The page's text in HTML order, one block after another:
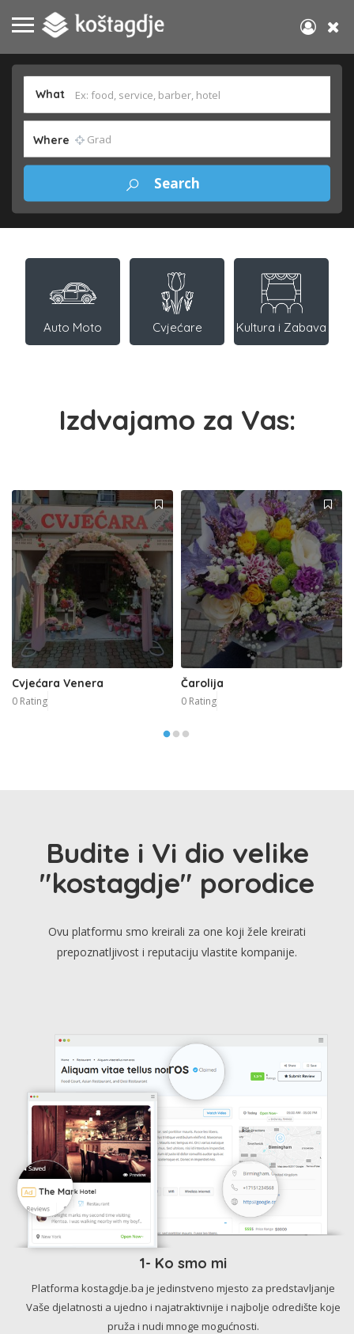
What
Where
Auto Moto Cvjećare Kultura i Zabava
Izdvajamo za Vas:
Cvjećara Venera
0 Rating
Čarolija
0 Rating
Budite i Vi dio velike
"kostagdje" porodice
Ovu platformu smo kreirali za one koji žele kreirati
prepoznatljivost i reputaciju vlastite kompanije.
1- Ko smo mi
Platforma kostagdje.ba je jedinstveno mjesto za predstavljanje
Vaše djelatnosti a ujedno i najatraktivnije i najbolje odredište koje
pruža i nudi mnoge mogućnosti.